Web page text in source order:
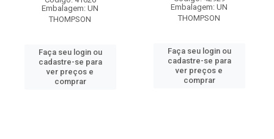
Embalagem: UN
THOMPSON
Faça seu login ou
cadastre-se para
ver preços e
comprar
Embalagem: UN
THOMPSON
Faça seu login ou
cadastre-se para
ver preços e
comprar